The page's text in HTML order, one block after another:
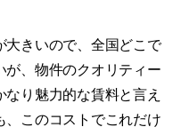
大きいので、全国どこで
が、物件のクオリティー
り魅力的な賃料と言え
、このコストでこれだけ